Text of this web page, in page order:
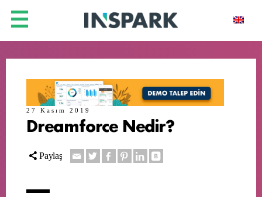
27 Kasım 2019
Dreamforce Nedir?
Paylaş